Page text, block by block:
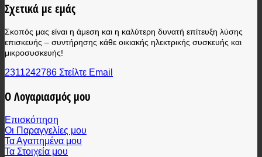
Σχετικά με εμάς
Σκοπός μας είναι η άμεση και η καλύτερη δυνατή επίτευξη λύσης
επισκευής – συντήρησης κάθε οικιακής ηλεκτρικής συσκευής και
μικροσυσκευής!
2311242786 Στείλτε Email
Ο Λογαριασμός μου
Επισκόπηση
Οι Παραγγελίες μου
Τα Αγαπημένα μου
Τα Στοιχεία μου